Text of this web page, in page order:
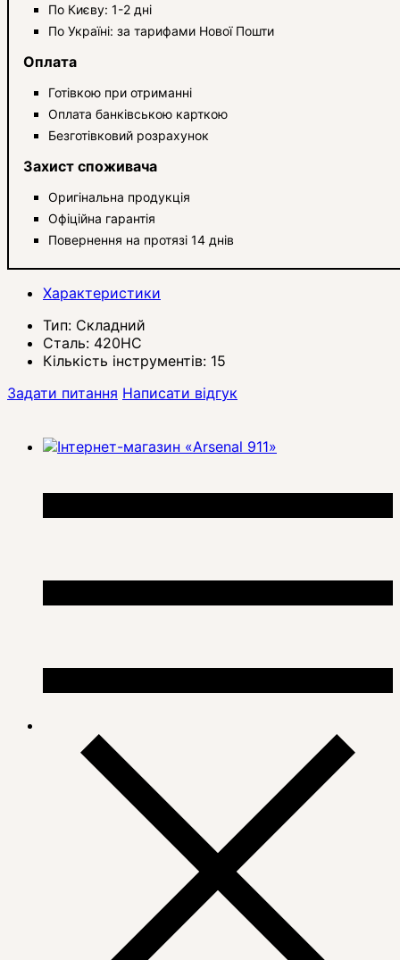
По Києву: 1-2 дні
По Україні: за тарифами Нової Пошти
Оплата
Готівкою при отриманні
Оплата банківською карткою
Безготівковий розрахунок
Захист споживача
Оригінальна продукція
Офіційна гарантія
Повернення на протязі 14 днів
Характеристики
Тип: Складний
Сталь: 420HC
Кількість інструментів: 15
Задати питання Написати відгук